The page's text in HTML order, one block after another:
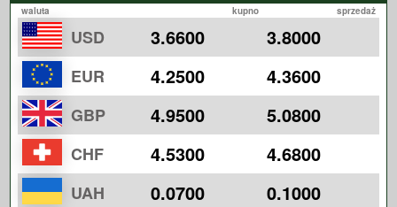
waluta kupno sprzedaż
USD 3.6600 3.8000
EUR 4.2500 4.3600
GBP 4.9500 5.0800
CHF 4.5300 4.6800
UAH 0.0700 0.1000